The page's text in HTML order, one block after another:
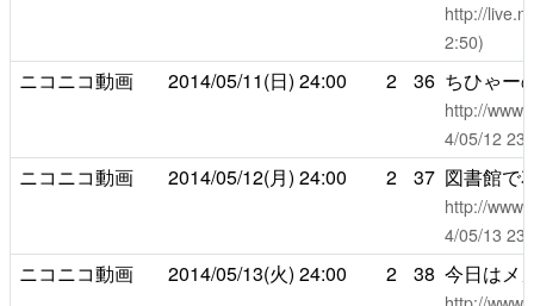
http://
2:50)
ニコニコ動画 2014/05/11(日) 24:00 2 36 ちひゃー
http://
4/05/12
ニコニコ動画 2014/05/12(月) 24:00 2 37 図書館で
http://
4/05/13
ニコニコ動画 2014/05/13(火) 24:00 2 38 今日はメ